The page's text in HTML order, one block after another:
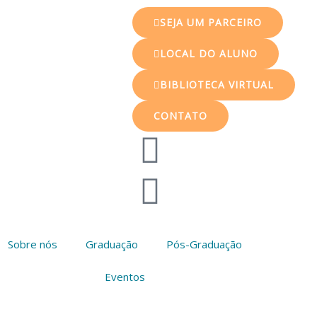
SEJA UM PARCEIRO
LOCAL DO ALUNO
BIBLIOTECA VIRTUAL
CONTATO
Sobre nós Graduação Pós-Graduação
Eventos